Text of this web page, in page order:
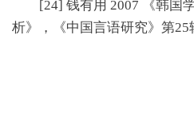
[24] 钱有用 2007 《韩国学
析》，《中国言语研究》第25